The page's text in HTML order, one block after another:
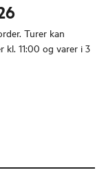
Turer kan
kl. 11:00 og varer i 3